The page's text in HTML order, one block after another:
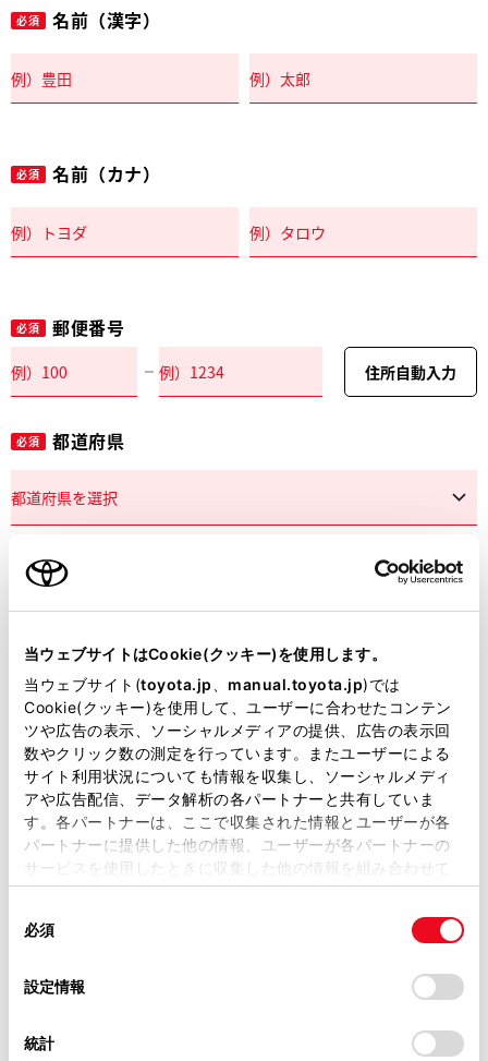
当ウェブサイトはCookie(クッキー)を使用します。
当ウェブサイト(toyota.jp manual.toyota.jp)では
Cookie(クッキー)を使用して、ユーザーに合わせたコンテン
ツや広告の表示、ソーシャルメディアの提供、広告の表示回
数やクリック数の測定を行っています。またユーザーによる
サイト利用状況についても情報を収集し、ソーシャルメディ
アや広告配信、データ解析の各パートナーと共有していま
す。各パートナーは、ここで収集された情報とユーザーが各
パートナーに提供した他の情報、ユーザーが各パートナーの
サービスを使用したときに収集した他の情報を組み合わせて
使用することがあります。当ウェブサイトの使用を続行する
デバイスにすべてのCookie(クッキー)が保存されることに同
意したことになります。Cookie(クッキー)のオプトアウト、
設定の変更、同意を撤回したりするにあたっては、当社の
「Cookie（クッキー）情報の取り扱いについて
」をご覧くだ
必須
設定情報
統計
必須 名前（漢字）
必須 名前（カナ）
必須 郵便番号
住所自動入力
必須 都道府県
市区町村名
必須 丁目番地
建物名
必須 ご希望の連絡方法